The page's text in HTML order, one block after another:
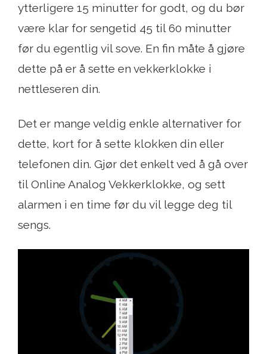
ytterligere 15 minutter for godt, og du bør
være klar for sengetid 45 til 60 minutter
før du egentlig vil sove. En fin måte å gjøre
dette på er å sette en vekkerklokke i
nettleseren din.
Det er mange veldig enkle alternativer for
dette, kort for å sette klokken din eller
telefonen din. Gjør det enkelt ved å gå over
til Online Analog Vekkerklokke, og sett
alarmen i en time før du vil legge deg til
sengs.